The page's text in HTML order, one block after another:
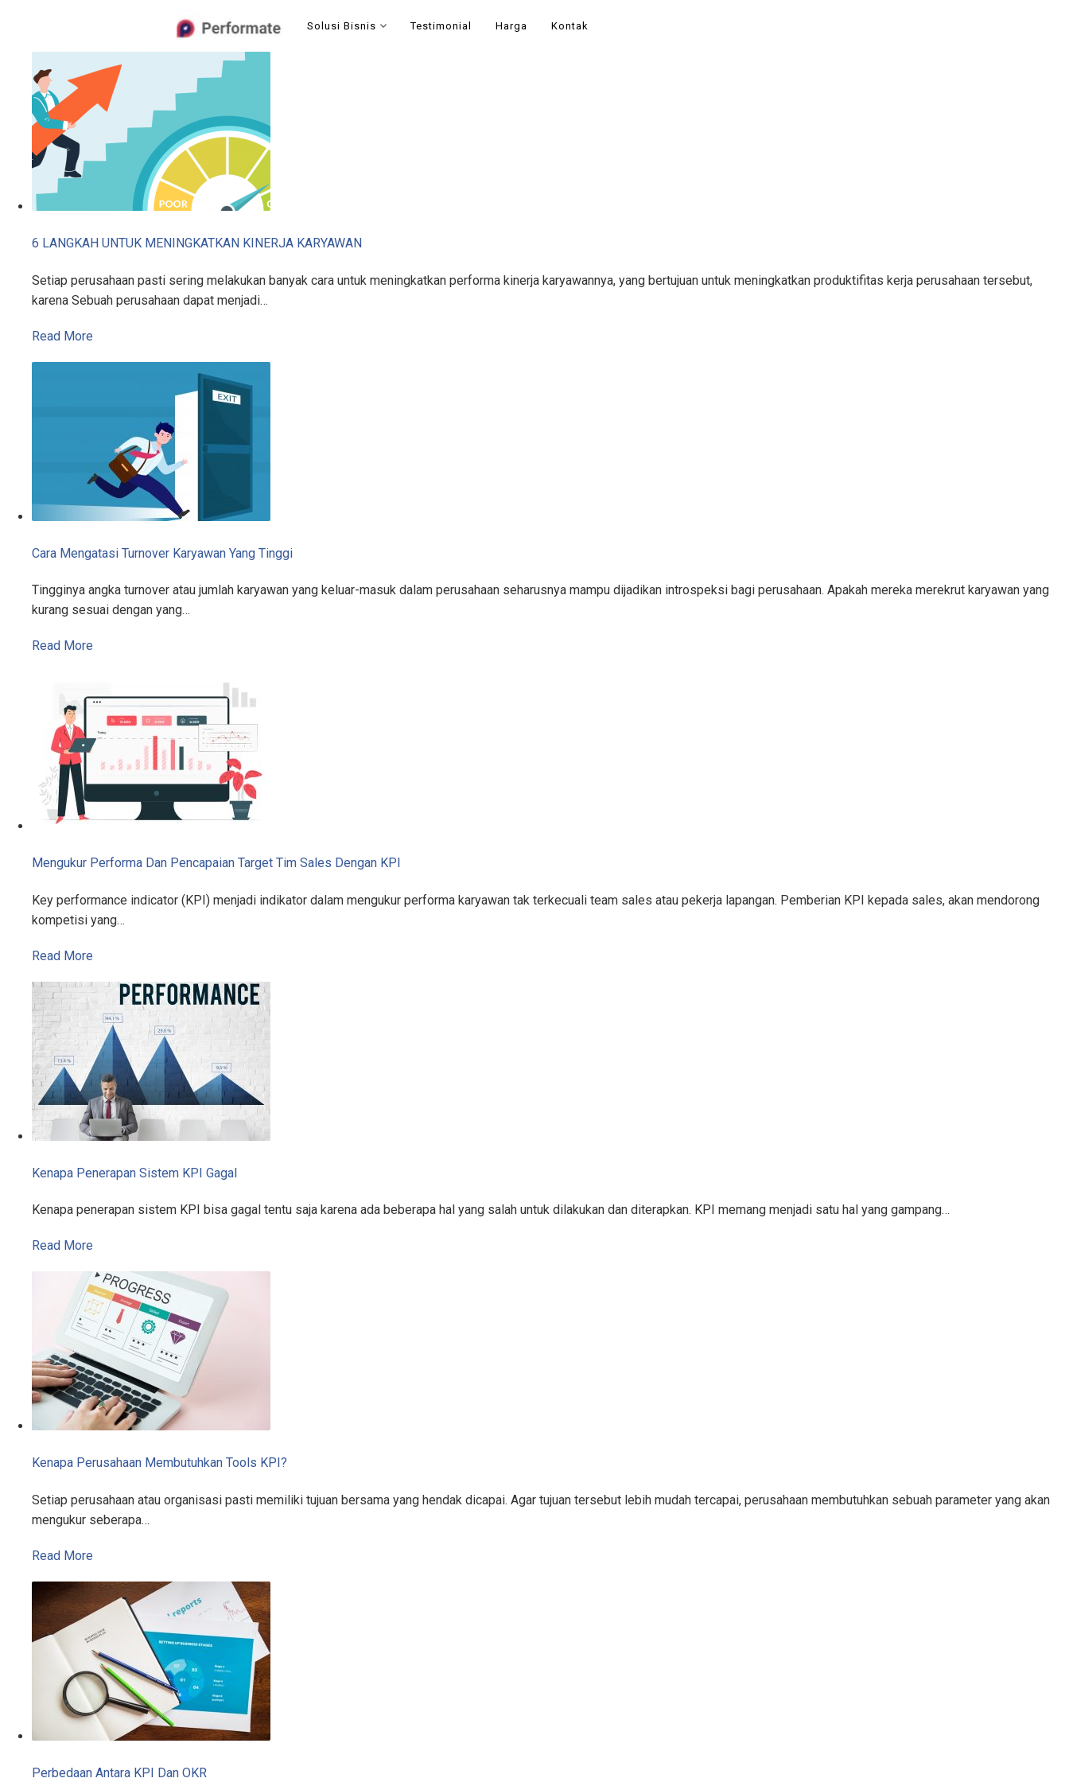
content
Solusi Bisnis Testimonial Harga Kontak
6 LANGKAH UNTUK MENINGKATKAN KINERJA KARYAWAN
Setiap perusahaan pasti sering melakukan banyak cara untuk meningkatkan performa kinerja karyawannya, yang bertujuan untuk meningkatkan produktifitas kerja perusahaan tersebut,
karena Sebuah perusahaan dapat menjadi…
Read More
Cara Mengatasi Turnover Karyawan Yang Tinggi
Tingginya angka turnover atau jumlah karyawan yang keluar-masuk dalam perusahaan seharusnya mampu dijadikan introspeksi bagi perusahaan. Apakah mereka merekrut karyawan yang
kurang sesuai dengan yang…
Read More
Mengukur Performa Dan Pencapaian Target Tim Sales Dengan KPI
Key performance indicator (KPI) menjadi indikator dalam mengukur performa karyawan tak terkecuali team sales atau pekerja lapangan. Pemberian KPI kepada sales, akan mendorong
kompetisi yang…
Read More
Kenapa Penerapan Sistem KPI Gagal
Kenapa penerapan sistem KPI bisa gagal tentu saja karena ada beberapa hal yang salah untuk dilakukan dan diterapkan. KPI memang menjadi satu hal yang gampang…
Read More
Kenapa Perusahaan Membutuhkan Tools KPI?
Setiap perusahaan atau organisasi pasti memiliki tujuan bersama yang hendak dicapai. Agar tujuan tersebut lebih mudah tercapai, perusahaan membutuhkan sebuah parameter yang akan
mengukur seberapa…
Read More
Perbedaan Antara KPI Dan OKR